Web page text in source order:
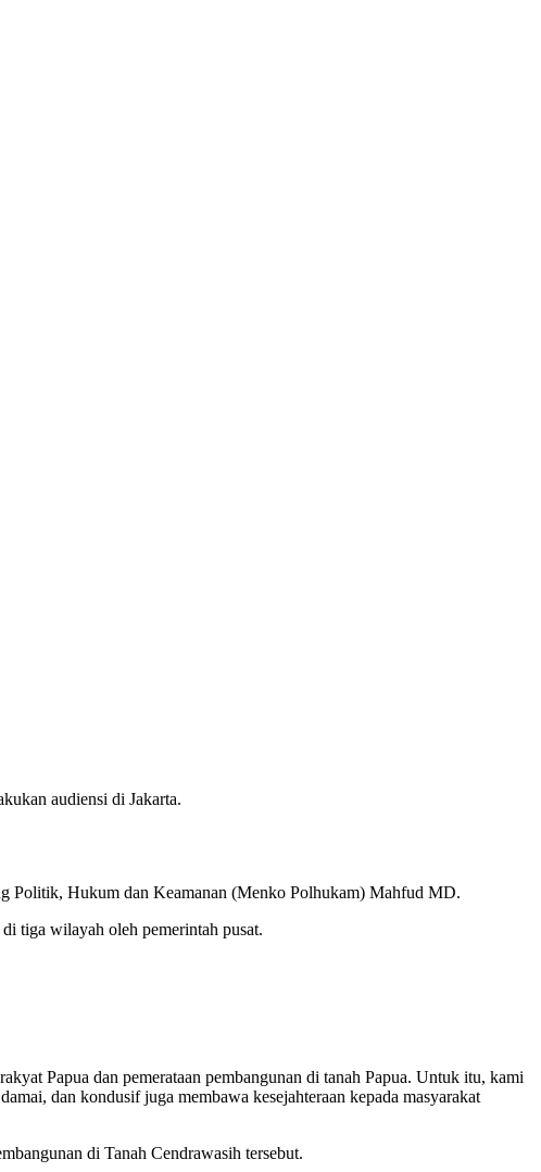
audiensi di Jakarta.
Politik, Hukum dan Keamanan (Menko Polhukam) Mahfud MD.
tiga wilayah oleh pemerintah pusat.
Papua dan pemerataan pembangunan di tanah Papua. Untuk itu, kami
dan kondusif juga membawa kesejahteraan kepada masyarakat
di Tanah Cendrawasih tersebut.